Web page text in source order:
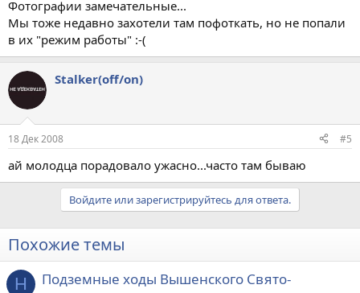
Фотографии замечательные...
Мы тоже недавно захотели там пофоткать, но не попали
в их "режим работы" :-(
Stalker(off/on)
18 Дек 2008 #5
ай молодца порадовало ужасно...часто там бываю
Войдите или зарегистрируйтесь для ответа.
Похожие темы
Н
Подземные ходы Вышенского Свято-